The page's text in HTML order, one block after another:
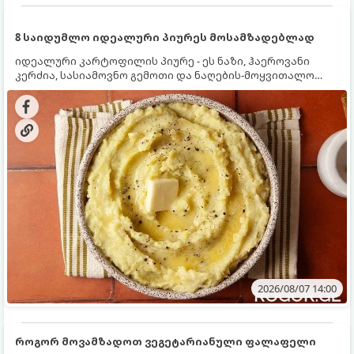
8 საიდუმლო იდეალური პიურეს მოსამზადებლად
იდეალური კარტოფილის პიურე - ეს ნაზი, ჰაეროვანი
კერძია, სასიამოვნო გემოთი და ნაღების-მოყვითალო
ფერით. მისი მომზადება ძალიან მარტივია, მაგრამ
არსებობს რამდენიმე საიდუმლო, რომლებიც უნდა
იცოდეთ, რომ პიურე იდეალურად გემრიელი გამოვიდეს.
2026/08/07 14:00
როგორ მოვამზადოთ ვეგეტარიანული ფალაფელი